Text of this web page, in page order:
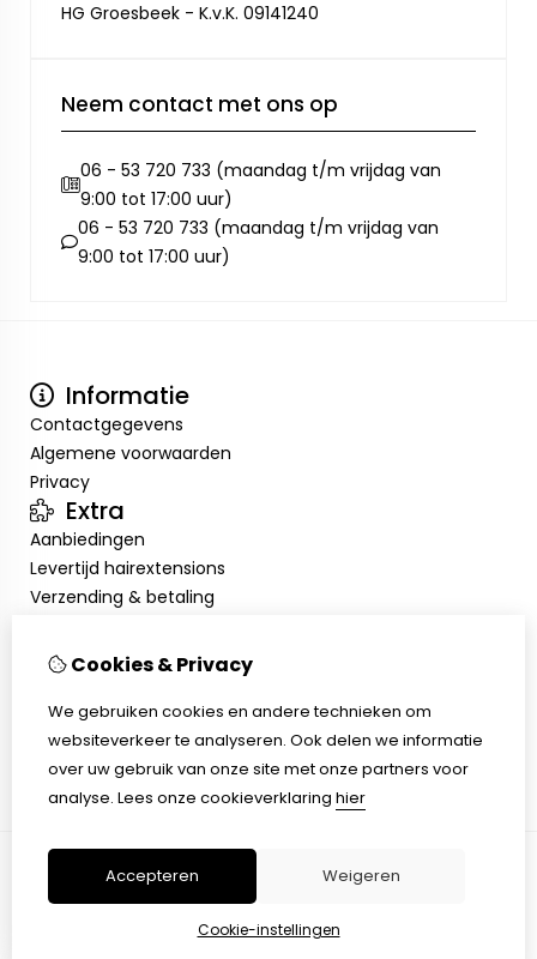
HG Groesbeek - K.v.K. 09141240
Neem contact met ons op
06 - 53 720 733 (maandag t/m vrijdag van
9:00 tot 17:00 uur)
06 - 53 720 733 (maandag t/m vrijdag van
9:00 tot 17:00 uur)
Informatie
Contactgegevens
Algemene voorwaarden
Privacy
Extra
Aanbiedingen
Levertijd hairextensions
Verzending & betaling
Salonkorting
Mijn account
Inloggen
Bestelhistorie
Verlanglijst
© Copyright 2026 |TSB
Cookies & Privacy
We gebruiken cookies en andere technieken om
websiteverkeer te analyseren. Ook delen we informatie
over uw gebruik van onze site met onze partners voor
analyse. Lees onze cookieverklaring hier
Accepteren Weigeren
Cookie-instellingen